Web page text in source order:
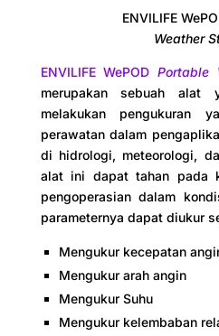
ENVILIFE
Weather
ENVILIFE WePODPortable
merupakan sebuah alat
melakukan pengukuran
perawatan dalam
di hidrologi, meteorologi,
alat ini dapat tahan pada
pengoperasian dalam
parameternya dapat diukur
Mengukur kecepatan
Mengukur arah angin
Mengukur Suhu
Mengukur kelembaban